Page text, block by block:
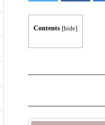
Contents [hide]